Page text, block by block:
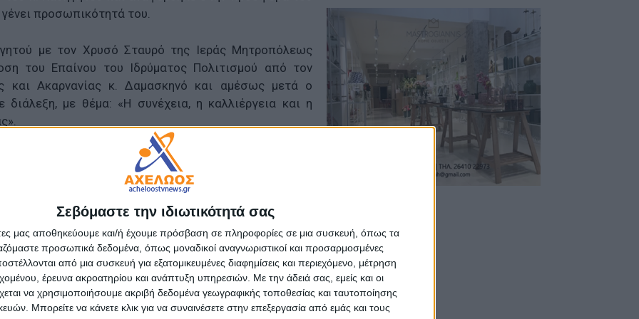
Σεβόμαστε την ιδιωτικότητά σας
μας αποθηκεύουμε και/ή έχουμε πρόσβαση σε πληροφορίες σε μια συσκευή, όπως τα
προσωπικά δεδομένα, όπως μοναδικοί αναγνωριστικοί και προσαρμοσμένες
από μια συσκευή για εξατομικευμένες διαφημίσεις και περιεχόμενο, μέτρηση
έρευνα ακροατηρίου και ανάπτυξη υπηρεσιών. Με την άδειά σας, εμείς και οι
να χρησιμοποιήσουμε ακριβή δεδομένα γεωγραφικής τοποθεσίας και ταυτοποίησης
Μπορείτε να κάνετε κλικ για να συναινέσετε στην επεξεργασία από εμάς και τους
προσωπικότητά του.
με τον Χρυσό Σταυρό της Ιεράς Μητροπόλεως
του Επαίνου του Ιδρύματος Πολιτισμού από τον
και Ακαρνανίας κ. Δαμασκηνό και αμέσως μετά ο
διάλεξη, με θέμα: «Η συνέχεια, η καλλιέργεια και η
τον Σεβασμιώτατο Μητροπολίτη Αιτωλίας
πού τού επιδαψίλευσε απονέμοντάς του τον χρυσούν
και Ακαρνανίας και το Βραβείο του Ιδρύματος
ευχαρίστησε τον Δήμαρχο Αγρινίου για την τιμητική
κ. Πολίτη για την εξαιρετική παρουσίαση του
την συγκίνησή του που βρίσκεται στον χώρο της
περιλαμβάνεται και το ομώνυμο χωριό απώτερης